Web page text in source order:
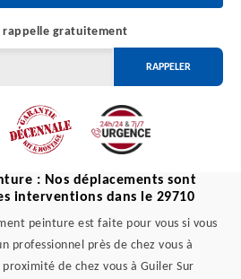
rappelle gratuitement
: Nos déplacements sont
interventions dans le 29710
peinture est faite pour vous si vous
professionnel près de chez vous à
proximité de chez vous à Guiler Sur